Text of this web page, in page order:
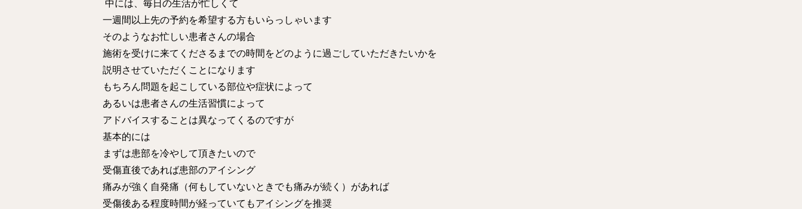
中には、毎日の生活が忙しくて
一週間以上先の予約を希望する方もいらっしゃいます
そのようなお忙しい患者さんの場合
施術を受けに来てくださるまでの時間をどのように過ごしていただきたいかを
説明させていただくことになります
もちろん問題を起こしている部位や症状によって
あるいは患者さんの生活習慣によって
アドバイスすることは異なってくるのですが
基本的には
まずは患部を冷やして頂きたいので
受傷直後であれば患部のアイシング
痛みが強く自発痛（何もしていないときでも痛みが続く）があれば
受傷後ある程度時間が経っていてもアイシングを推奨